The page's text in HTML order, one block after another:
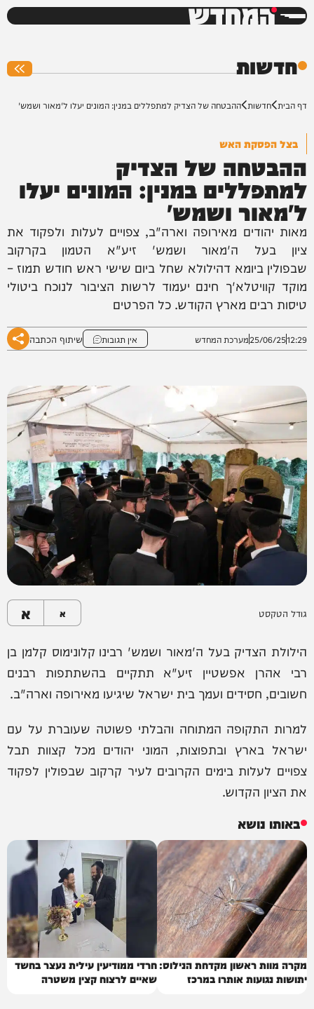
המחדש
חדשות
דף הבית חדשות ההבטחה של הצדיק למתפללים במנין: המונים יעלו ל'מאור ושמש'
בצל הפסקת האש
ההבטחה של הצדיק
למתפללים במנין: המונים יעלו
ל'מאור ושמש'
מאות יהודים מאירופה וארה"ב, צפויים לעלות ולפקוד את
ציון בעל ה'מאור ושמש' זיע"א הטמון בקרקוב
שבפולין ביומא דהילולא שחל ביום שישי ראש חודש תמוז –
מוקד קוויטלא'ך חינם יעמוד לרשות הציבור לנוכח ביטולי
טיסות רבים מארץ הקודש. כל הפרטים
12:29
25/06/25מערכת המחדש אין תגובות שיתוף הכתבה
גודל הטקסט א א
הילולת הצדיק בעל ה'מאור ושמש' רבינו קלונימוס קלמן בן
רבי אהרן אפשטיין זיע"א תתקיים בהשתתפות רבנים
חשובים, חסידים ועמך בית ישראל שיגיעו מאירופה וארה"ב.
למרות התקופה המתוחה והבלתי פשוטה שעוברת על עם
ישראל בארץ ובתפוצות, המוני יהודים מכל קצוות תבל
צפויים לעלות בימים הקרובים לעיר קרקוב שבפולין לפקוד
את הציון הקדוש.
באותו נושא
מקרה מוות ראשון מקדחת הנילוס:
יתושות נגועות אותרו במרכז
חרדי ממודיעין עילית נעצר בחשד
שאיים לרצוח קצין משטרה